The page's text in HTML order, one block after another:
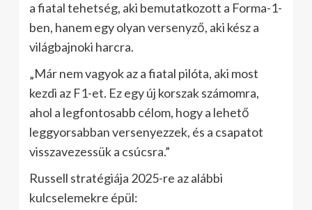
a fiatal tehetség, aki bemutatkozott a Forma-1-
ben, hanem egy olyan versenyző, aki kész a
világbajnoki harcra.
„Már nem vagyok az a fiatal pilóta, aki most
kezdi az F1-et. Ez egy új korszak számomra,
ahol a legfontosabb célom, hogy a lehető
leggyorsabban versenyezzek, és a csapatot
visszavezessük a csúcsra.”
Russell stratégiája 2025-re az alábbi
kulcselemekre épül: